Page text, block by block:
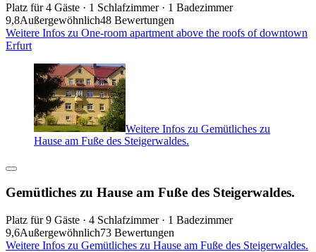
Platz für 4 Gäste · 1 Schlafzimmer · 1 Badezimmer
9,8Außergewöhnlich48 Bewertungen
Weitere Infos zu One-room apartment above the roofs of downtown
Erfurt
Weitere Infos zu Gemütliches zu
Hause am Fuße des Steigerwaldes.
Gemütliches zu Hause am Fuße des Steigerwaldes.
Platz für 9 Gäste · 4 Schlafzimmer · 1 Badezimmer
9,6Außergewöhnlich73 Bewertungen
Weitere Infos zu Gemütliches zu Hause am Fuße des Steigerwaldes.